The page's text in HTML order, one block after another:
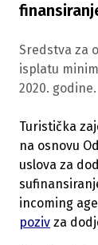
Sredstva za
isplatu
2020. godine.
Turistička
na osnovu
uslova za
incoming
poziv za